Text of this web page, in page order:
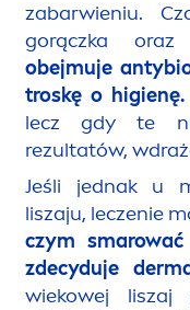
zabarwieniu.
gorączka
obejmuje
troskę o higienę.
lecz gdy te
rezultatów,
Jeśli jednak u
liszaju, leczenie
czym
zdecyduje
wiekowej